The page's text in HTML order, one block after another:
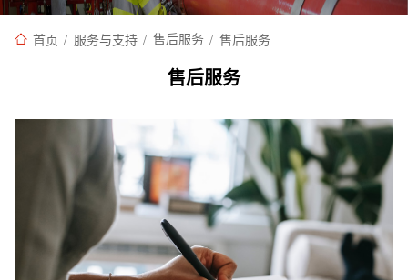
首页 / 服务与支持 / 售后服务 / 售后服务
售后服务